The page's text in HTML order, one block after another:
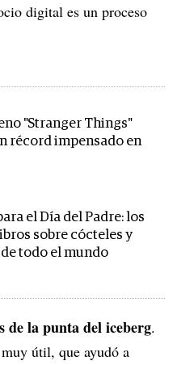
digital es un proceso
"Stranger Things"
récord impensado en
el Día del Padre: los
sobre cócteles y
todo el mundo
de la punta del iceberg.
útil, que ayudó a